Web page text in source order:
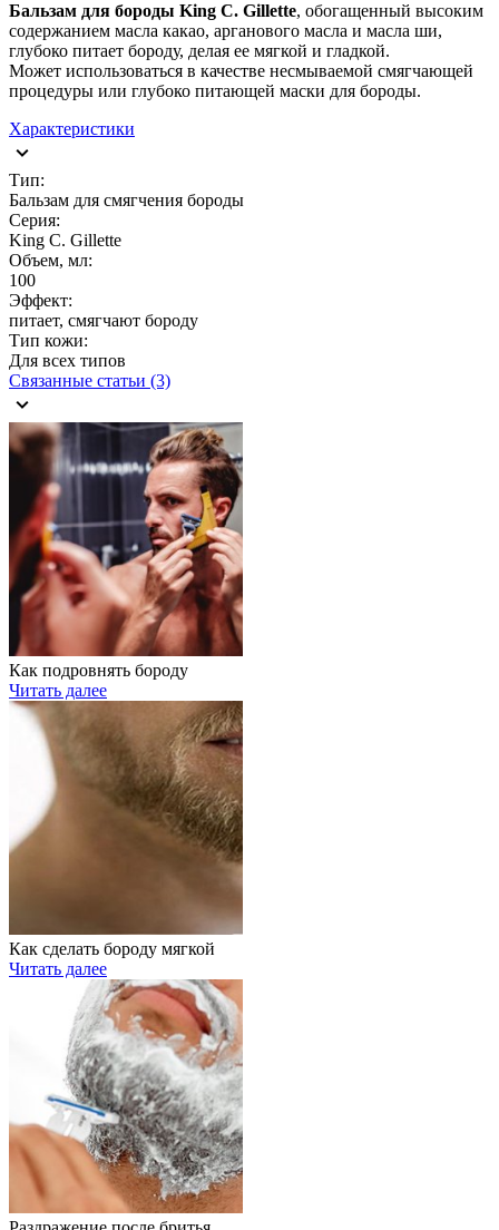
Бальзам для бороды King C. Gillette, обогащенный высоким
содержанием масла какао, арганового масла и масла ши,
глубоко питает бороду, делая ее мягкой и гладкой.
Может использоваться в качестве несмываемой смягчающей
процедуры или глубоко питающей маски для бороды.
Характеристики
Тип:
Бальзам для смягчения бороды
Серия:
King C. Gillette
Объем, мл:
100
Эффект:
питает, смягчают бороду
Тип кожи:
Для всех типов
Связанные статьи (3)
Как подровнять бороду
Читать далее
Как сделать бороду мягкой
Читать далее